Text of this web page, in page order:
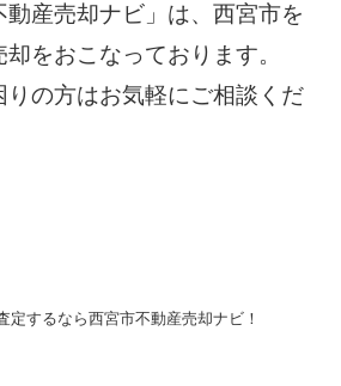
動産売却ナビ」は、西宮市を
をおこなっております。
の方はお気軽にご相談くだ
定するなら西宮市不動産売却ナビ！